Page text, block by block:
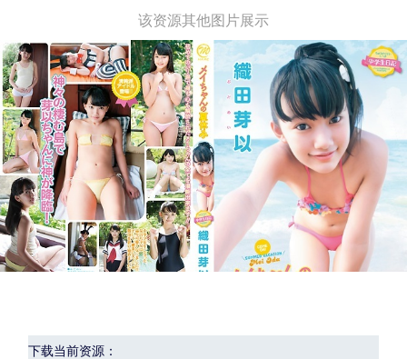
该资源其他图片展示
下载当前资源：